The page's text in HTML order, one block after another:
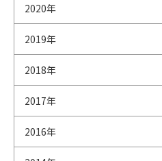
2020年
2019年
2018年
2017年
2016年